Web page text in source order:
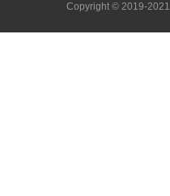
Copyright © 2019-2021